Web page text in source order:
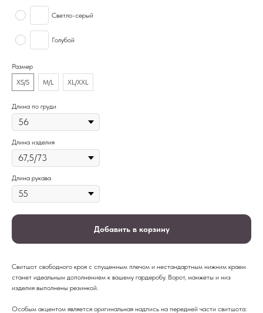
Светло-серый
Голубой
Размер
XS/S
M/L XL/XXL
Длина по груди
Длина изделия
Длина рукава
Добавить в корзину
Свитшот свободного кроя с спущенным плечом и нестандартным нижним краем
станет идеальным дополнением к вашему гардеробу. Ворот, манжеты и низ
изделия выполнены резинкой.
Особым акцентом является оригинальная надпись на передней части свитшота: